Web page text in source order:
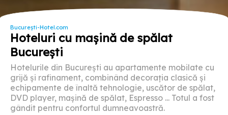
București-Hotel.com
Hoteluri cu maşină de spălat
București
Hotelurile din București au apartamente mobilate cu
grijă și rafinament, combinând decorația clasică și
echipamente de înaltă tehnologie, uscător de spălat,
DVD player, mașină de spălat, Espresso ... Totul a fost
gândit pentru confortul dumneavoastră.